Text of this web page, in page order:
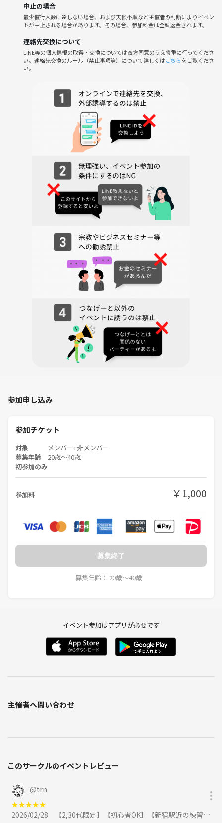
指していきましょう!
ゴルフを通じて新しい友達やラウンド仲間作っていきましょう!
初心者の方も経験者の方も、みんなで楽しくゴルフをプレイしましょ
⚠️注意事項⚠️
・過度な飲酒や喫煙
・他の参加者への暴言や嫌がらせ
皆さんと一緒に楽しいゴルフのひとときを過ごしたいと思います！ぜひ
中止の場合
最少催行人数に達しない場合、および天候不順など主催者の判断によりイベン
トが中止される場合があります。その場合、参加料金は全額返金されます。
連絡先交換について
LINE等の個人情報の取得・交換については双方同意のうえ慎重に行ってくださ
い。連絡先交換のルール（禁止事項等）について詳しくはこちらをご覧くださ
い。
参加申し込み
参加チケット
対象 メンバー+非メンバー
募集年齢 20歳〜40歳
初参加のみ
参加料 ￥1,000
募集終了
募集年齢： 20歳〜40歳
イベント参加はアプリが必要です
主催者へ問い合わせ
このサークルのイベントレビュー
@trn
★★★★★
2026/02/28
【2,30代限定】【初心者OK】【新宿駅近の練習会】ラウンド仲間と練習仲間作る会で楽しむ特別なイベント✨に参加